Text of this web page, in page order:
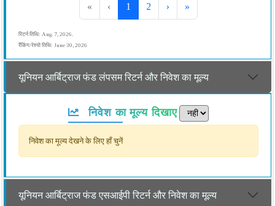
« ‹ 1 2 › »
रिटर्न तिथि: Aug. 7, 2026.
रैंकिंग/रेश्यो तिथि: June 30, 2026
यूनियन आर्बिट्राज फंड लंपसम रिटर्न और निवेश का मूल्य
निवेश का मूल्य दिखाए
निवेश का मूल्य देखने के लिए हाँ चुनें
यूनियन आर्बिट्राज फंड एसआईपी रिटर्न और निवेश का मूल्य